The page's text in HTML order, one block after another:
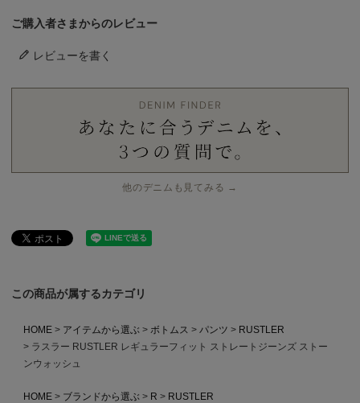
ご購入者さまからのレビュー
レビューを書く
他のデニムも見てみる →
この商品が属するカテゴリ
HOME アイテムから選ぶ ボトムス パンツ
RUSTLER
ラスラー RUSTLER レギュラーフィット ストレートジーンズ ストー
ンウォッシュ
HOME ブランドから選ぶ R
RUSTLER